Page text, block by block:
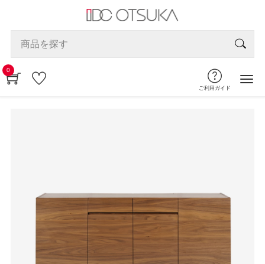
0
ご利用ガイド